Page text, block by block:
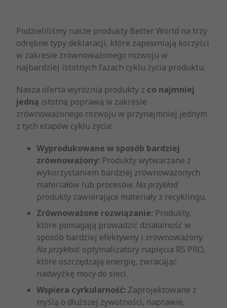
Podzieliliśmy nasze produkty Better World na trzy
odrębne typy deklaracji, które zapewniają korzyści
w zakresie zrównoważonego rozwoju w
najbardziej istotnych fazach cyklu życia produktu.
Nasza oferta wyróżnia produkty z co najmniej
jedną istotną poprawą w zakresie
zrównoważonego rozwoju w przynajmniej jednym
z tych etapów cyklu życia:
Wyprodukowane w sposób bardziej
zrównoważony: Produkty wytwarzane z
wykorzystaniem bardziej zrównoważonych
materiałów lub procesów. Na przykład
produkty zawierające materiały z recyklingu.
Zrównoważone rozwiązanie: Produkty,
które pomagają prowadzić działalność w
sposób bardziej efektywny i zrównoważony.
Na przykład: optymalizatory napięcia RS PRO,
które oszczędzają energię, zwracając
nadwyżkę mocy do sieci.
Wspiera cyrkularność: Zaprojektowane z
myślą o dłuższej żywotności, naprawie,